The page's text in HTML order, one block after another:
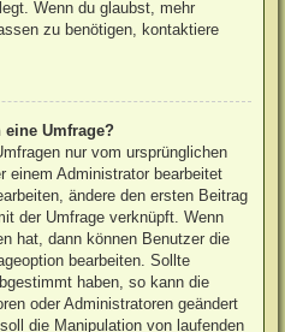
Wenn du glaubst, mehr
zu benötigen, kontaktiere
Umfrage?
nur vom ursprünglichen
einem Administrator bearbeitet
ändere den ersten Beitrag
der Umfrage verknüpft. Wenn
hat, dann können Benutzer die
bearbeiten. Sollte
haben, so kann die
oder Administratoren geändert
die Manipulation von laufenden